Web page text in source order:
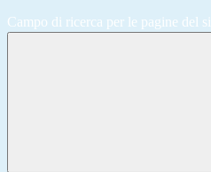
Campo di ricerca per le pagine del